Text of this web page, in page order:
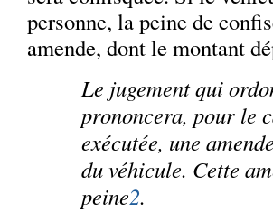
personne, la peine de
amende, dont le montant
Le jugement qui
prononcera, pour le
exécutée, une amende
du véhicule. Cette
peine2.